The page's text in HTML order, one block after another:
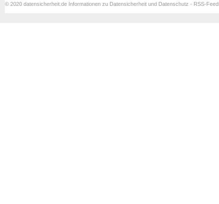
© 2020 datensicherheit.de Informationen zu Datensicherheit und Datenschutz - RSS-